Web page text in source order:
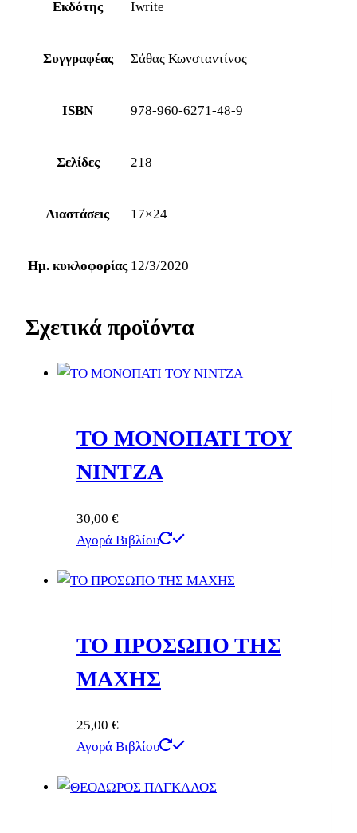
Εκδότης Iwrite
Συγγραφέας Σάθας Κωνσταντίνος
ISBN 978-960-6271-48-9
Σελίδες 218
Διαστάσεις 17×24
Ημ. κυκλοφορίας 12/3/2020
Σχετικά προϊόντα
ΤΟ ΜΟΝΟΠΑΤΙ ΤΟΥ
ΝΙΝΤΖΑ
30,00 €
Αγορά Βιβλίου
ΤΟ ΠΡΟΣΩΠΟ ΤΗΣ
ΜΑΧΗΣ
25,00 €
Αγορά Βιβλίου